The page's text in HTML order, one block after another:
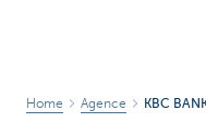
Home Agence KBC